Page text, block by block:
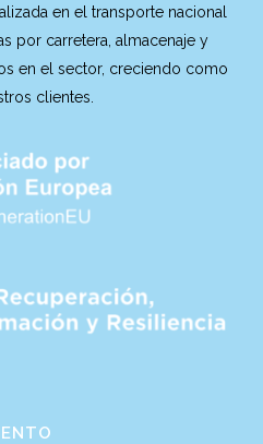
en el transporte nacional
por carretera, almacenaje y
en el sector, creciendo como
clientes.